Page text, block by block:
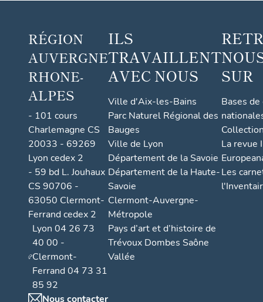
RÉGION
AUVERGNE
RHONE-
ALPES
- 101 cours
Charlemagne CS
20033 - 69269
Lyon cedex 2
- 59 bd L. Jouhaux
CS 90706 -
63050 Clermont-
Ferrand cedex 2
Lyon 04 26 73
40 00 -
Clermont-
Ferrand 04 73 31
85 92
Nous contacter
ILS
TRAVAILLENT
AVEC NOUS
Ville d'Aix-les-Bains
Parc Naturel Régional des
Bauges
Ville de Lyon
Département de la Savoie
Département de la Haute-
Savoie
Clermont-Auvergne-
Métropole
Pays d’art et d’histoire de
Trévoux Dombes Saône
Vallée
SUR
Bases
La revue
Les